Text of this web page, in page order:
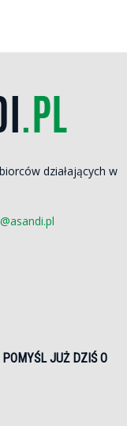
działających w
JUŻ DZIŚ O